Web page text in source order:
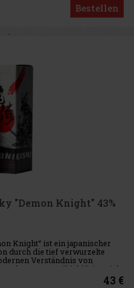
Bestellen
"Demon Knight" 43%
Knight“ ist ein japanischer
durch die tief verwurzelte
Verständnis von
der Name Onikishi leitet sich
43 €